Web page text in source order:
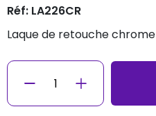
Réf: LA226CR
laque de retouche chrome
+